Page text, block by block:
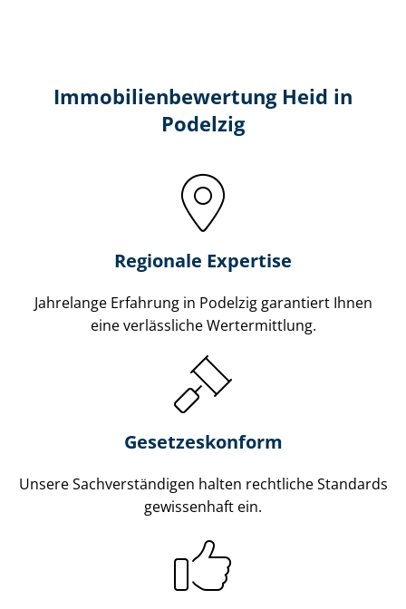
Immobilien­bewertung Heid in
Podelzig
Regionale Expertise
Jahrelange Erfahrung in Podelzig garantiert Ihnen
eine verlässliche Wertermittlung.
Gesetzes­konform
Unsere Sach­ver­stän­di­gen halten rechtliche Standards
gewissenhaft ein.